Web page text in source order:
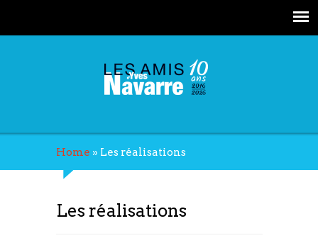
Home » Les réalisations
Les réalisations